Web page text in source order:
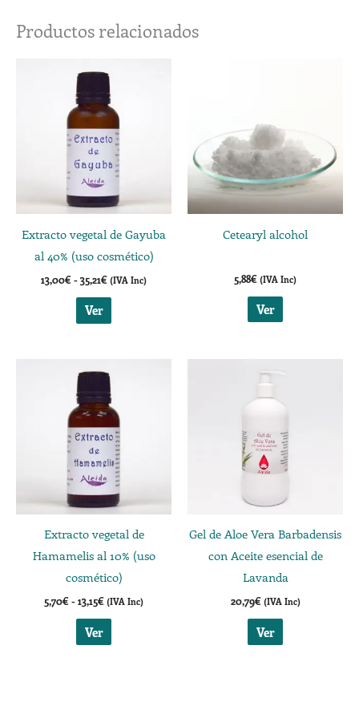
Productos relacionados
Extracto vegetal de Gayuba
al 40% (uso cosmético)
13,00€-35,21€
de
precios:
desde
13,00€
hasta
35,21€
(IVA Inc)
Ver
producto
tiene
múltiples
variantes.
Las
opciones
pueden
elegir
en
página
Cetearyl alcohol
5,88€ (IVA Inc)
Ver
Extracto vegetal de
Hamamelis al 10% (uso
cosmético)
5,70€-13,15€
de
precios:
desde
5,70€
hasta
13,15€
(IVA Inc)
Ver
producto
tiene
múltiples
variantes.
Las
opciones
se
pueden
elegir
en
la
de
Gel de Aloe Vera Barbadensis
con Aceite esencial de
Lavanda
20,79€ (IVA Inc)
Ver